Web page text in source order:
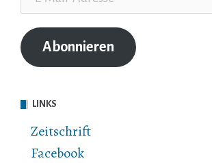
Mail-
Adresse
Abonnieren
LINKS
Zeitschrift
Facebook